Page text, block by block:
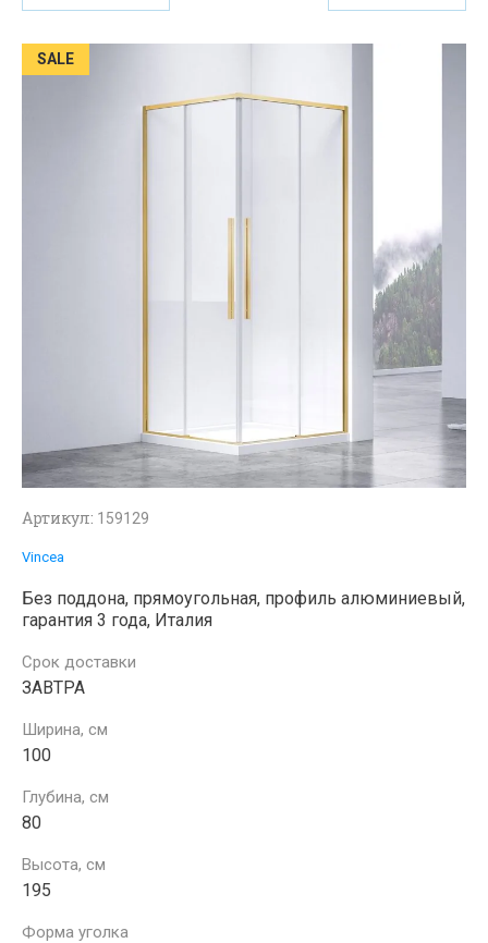
SALE
Артикул: 159129
Vincea
Без поддона, прямоугольная, профиль алюминиевый,
гарантия 3 года, Италия
Срок доставки
ЗАВТРА
Ширина, см
100
Глубина, см
80
Высота, см
195
Форма уголка